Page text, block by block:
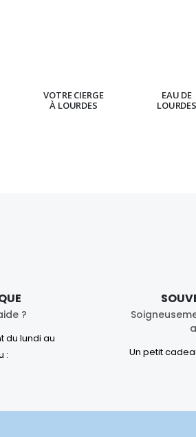
VOTRE CIERGE
À LOURDES
EAU DE
LOURDES
?
du lundi au
:
Un petit